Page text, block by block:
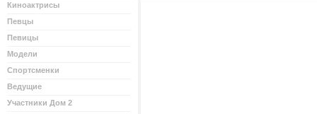
Киноактрисы
Певцы
Певицы
Модели
Спортсменки
Ведущие
Участники Дом 2